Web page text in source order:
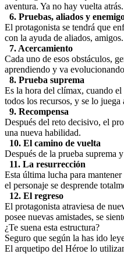
aventura. Ya no hay vuelta
6. Pruebas, aliados y
El protagonista se tendrá que
con la ayuda de aliados, amigos.
7. Acercamiento
Cada uno de esos obstáculos,
aprendiendo y va
8. Prueba suprema
Es la hora del clímax, cuando
todos los recursos, y se lo
9. Recompensa
Después del reto decisivo, el
una nueva habilidad.
10. El camino de vuelta
Después de la prueba suprema
11. La resurrección
Esta última lucha para
el personaje se desprende
12. El regreso
El protagonista atraviesa de
posee nuevas amistades, se
¿Te suena esta estructura?
​Seguro que según la has ido
El arquetipo del Héroe lo